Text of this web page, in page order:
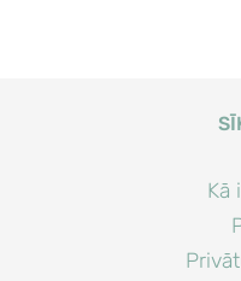
Kā